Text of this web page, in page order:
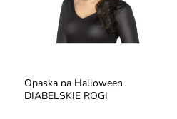
Opaska na Halloween
DIABELSKIE ROGI